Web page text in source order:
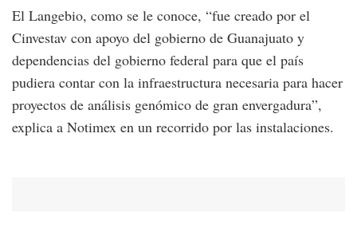
El Langebio, como se le conoce, “fue creado por el
Cinvestav con apoyo del gobierno de Guanajuato y
dependencias del gobierno federal para que el país
pudiera contar con la infraestructura necesaria para hacer
proyectos de análisis genómico de gran envergadura”,
explica a Notimex en un recorrido por las instalaciones.